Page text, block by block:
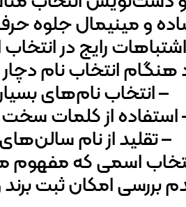
و مینیمال جلوه
اشتباهات رایج در
هنگام انتخاب نام
– انتخاب نام‌های
استفاده از کلمات
– تقلید از نام
اسمی که مفهوم
بررسی امکان ثبت